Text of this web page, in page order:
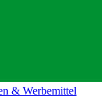
& Werbemittel